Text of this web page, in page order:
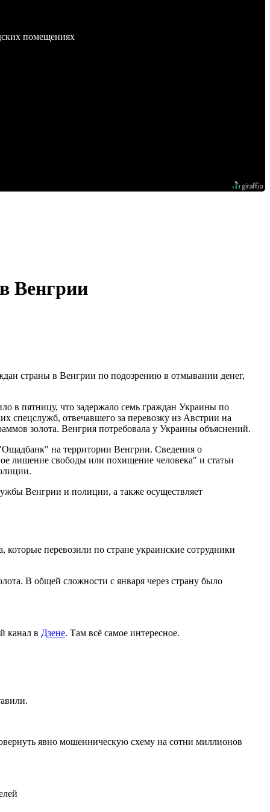
помещениях
Венгрии
страны в Венгрии по подозрению в отмывании денег,
в пятницу, что задержало семь граждан Украины по
спецслужб, отвечавшего за перевозку из Австрии на
золота. Венгрия потребовала у Украины объяснений.
на территории Венгрии. Сведения о
лишение свободы или похищение человека" и статьи
Венгрии и полиции, а также осуществляет
перевозили по стране украинские сотрудники
В общей сложности с января через страну было
канал в Дзене. Там всё самое интересное.
явно мошенническую схему на сотни миллионов